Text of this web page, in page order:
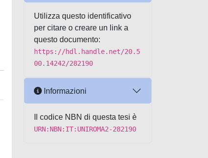
Utilizza questo identificativo
per citare o creare un link a
questo documento:
https://hdl.handle.net/20.5
00.14242/282190
Informazioni
Il codice NBN di questa tesi è
URN:NBN:IT:UNIROMA2-282190